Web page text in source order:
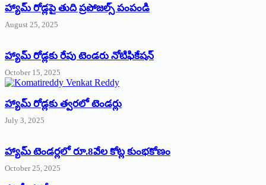
హ్యామ్‌ రోడ్లపై తుది ప్రపోజల్స్‌ పంపండి
August 25, 2025
హ్యామ్‌ రోడ్లకు రేపు టెండరు నోటిఫికేషన్‌
October 15, 2025
హ్యామ్‌ రోడ్లకు త్వరలో టెండర్లు
July 3, 2025
హ్యామ్‌ ‌టెండర్లలో రూ.8వేల కోట్ల కుంభకోణం
October 25, 2025